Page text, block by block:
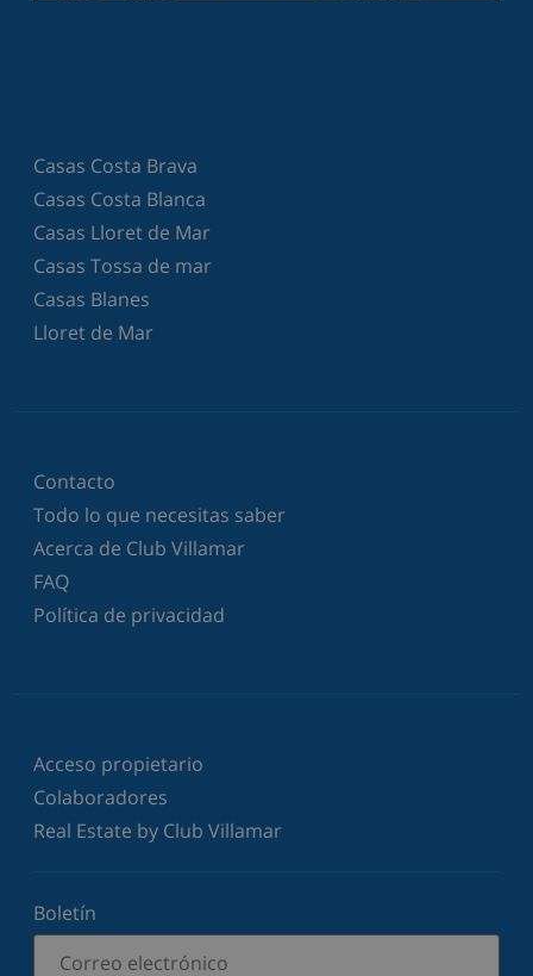
Casas Costa Brava
Casas Costa Blanca
Casas Lloret de Mar
Casas Tossa de mar
Casas Blanes
Lloret de Mar
Contacto
Todo lo que necesitas saber
Acerca de Club Villamar
FAQ
Política de privacidad
Acceso propietario
Colaboradores
Real Estate by Club Villamar
Boletín